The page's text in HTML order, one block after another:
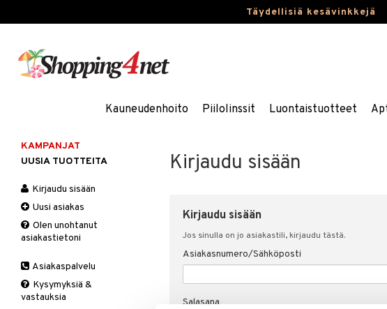
Täydellisiä kesävinkkejä
Kauneudenhoito Piilolinssit Luontaistuotteet
Kirjaudu sisään
Kirjaudu sisään
Jos sinulla on jo asiakastili, kirjaudu tästä.
Asiakasnumero/Sähköposti
Salasana
KAMPANJAT
UUSIA TUOTTEITA
Kirjaudu sisään
Uusi asiakas
Olen unohtanut
asiakastietoni
Asiakaspalvelu
Kysymyksiä &
vastauksia